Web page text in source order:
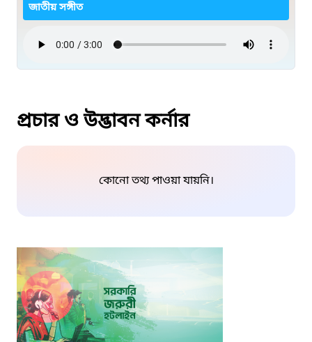
জাতীয় সঙ্গীত
প্রচার ও উদ্ভাবন কর্নার
কোনো তথ্য পাওয়া যায়নি।